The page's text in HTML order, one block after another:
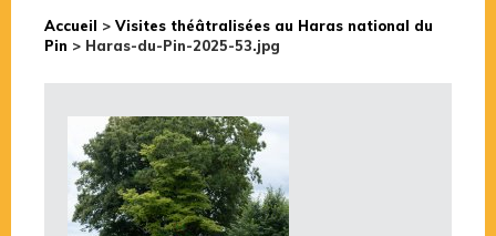
Accueil > Visites théâtralisées au Haras national du
Pin > Haras-du-Pin-2025-53.jpg